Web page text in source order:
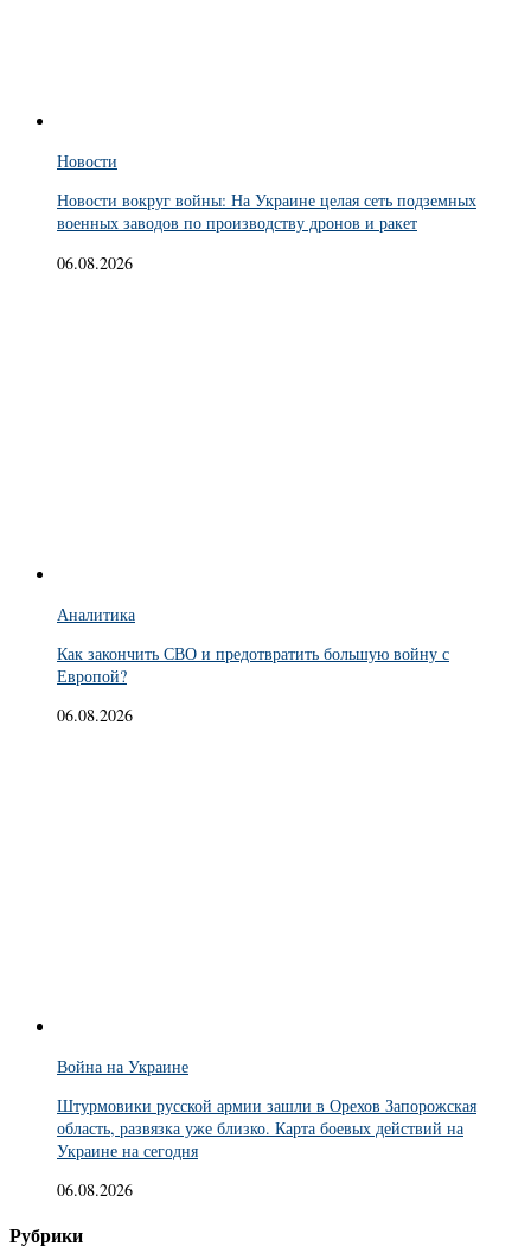
Новости
Новости вокруг войны: На Украине целая сеть подземных
военных заводов по производству дронов и ракет
06.08.2026
Аналитика
Как закончить СВО и предотвратить большую войну с
Европой?
06.08.2026
Война на Украине
Штурмовики русской армии зашли в Орехов Запорожская
область, развязка уже близко. Карта боевых действий на
Украине на сегодня
06.08.2026
Рубрики